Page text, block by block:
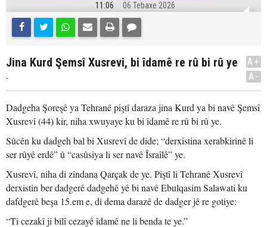
11:06 06 Tebaxe 2026
Jina Kurd Şemsî Xusrevi, bi îdamê re rû bi rû ye
.
A+
A-
Dadgeha Şoreşê ya Tehranê piştî daraza jina Kurd ya bi navê Şemsî
Xusrevî (44) kir, niha xwuyaye ku bi îdamê re rû bi rû ye.
Sûcên ku dadgeh bal bi Xusrevî de dide; “derxistina xerabkirinê li
ser rûyê erdê” û “casûsiya li ser navê Îsraîlê” ye.
Xusrevî, niha di zîndana Qarçak de ye. Piştî li Tehranê Xusrevî
derxistin ber dadgerê dadgehê yê bi navê Ebulqasim Salawati ku
dafdgerê beşa 15.em e, di dema darazê de dadger jê re gotiye:
“Ti cezakî ji bilî cezayê îdamê ne li benda te ye.”